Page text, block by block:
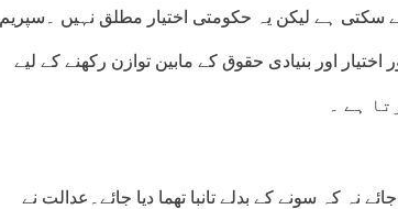
سکتی ہے لیکن یہ حکومتی اختیار مطلق نہیں ۔سپریم
اور بنیادی حقوق کے مابین توازن رکھنے کے لیے
نہ کہ سونے کے بدلے تانبا تھما دیا جائے۔عدالت نے